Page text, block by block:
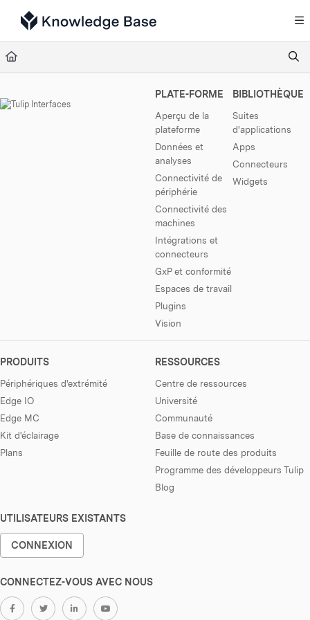
Documentation Index
Fetch the complete documentation index at:
Use this file to discover all available pages before exploring further.
PLATE-FORME
Aperçu de la
plateforme
Données et
analyses
Connectivité de
périphérie
Connectivité des
machines
Intégrations et
connecteurs
GxP et conformité
Espaces de travail
Plugins
Vision
BIBLIOTHÈQUE
Suites
d'applications
Apps
Connecteurs
Widgets
PRODUITS
Périphériques d'extrémité
Edge IO
Edge MC
Kit d'éclairage
Plans
RESSOURCES
Centre de ressources
Université
Communauté
Base de connaissances
Feuille de route des produits
Programme des développeurs Tulip
Blog
UTILISATEURS EXISTANTS
CONNEXION
CONNECTEZ-VOUS AVEC NOUS